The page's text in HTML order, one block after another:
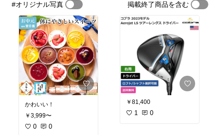
#オリジナル写真 掲載終了商品を含む
かわいい！
￥3,999〜
0 0
￥81,400
1 0